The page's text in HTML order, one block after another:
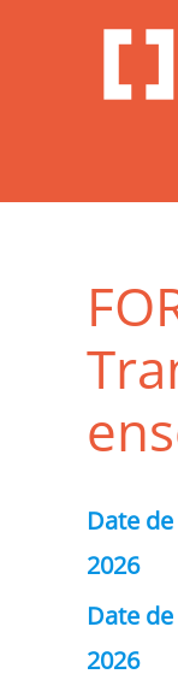
Date
2026
Date
2026